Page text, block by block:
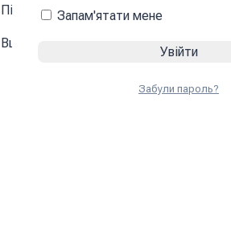
Під флагшток ( +25 ₴)
Вшита стропа з металевими карабінами
Запам'ятати мене
Забули пароль?